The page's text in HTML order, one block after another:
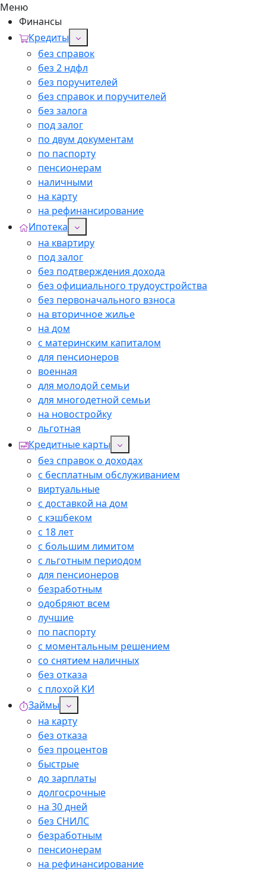
Меню
Финансы
Кредиты
без справок
без 2 ндфл
без поручителей
без справок и поручителей
без залога
под залог
по двум документам
по паспорту
пенсионерам
наличными
на карту
на рефинансирование
Ипотека
на квартиру
под залог
без подтверждения дохода
без официального трудоустройства
без первоначального взноса
на вторичное жилье
на дом
с материнским капиталом
для пенсионеров
военная
для молодой семьи
для многодетной семьи
на новостройку
льготная
Кредитные карты
без справок о доходах
с бесплатным обслуживанием
виртуальные
с доставкой на дом
с кэшбеком
с 18 лет
с большим лимитом
с льготным периодом
для пенсионеров
безработным
одобряют всем
лучшие
по паспорту
с моментальным решением
со снятием наличных
без отказа
с плохой КИ
Займы
на карту
без отказа
без процентов
быстрые
до зарплаты
долгосрочные
на 30 дней
без СНИЛС
безработным
пенсионерам
на рефинансирование